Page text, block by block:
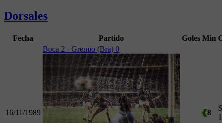
Dorsales
Fecha Partido Goles Min
16/11/1989
Boca 2 - Gremio (Bra) 0
8